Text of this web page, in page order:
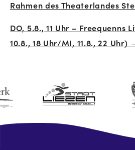
Rahmen des Theaterlandes
DO, 5.8., 11 Uhr – Freequenns
10.8., 18 Uhr/MI, 11.8., 22 Uhr)